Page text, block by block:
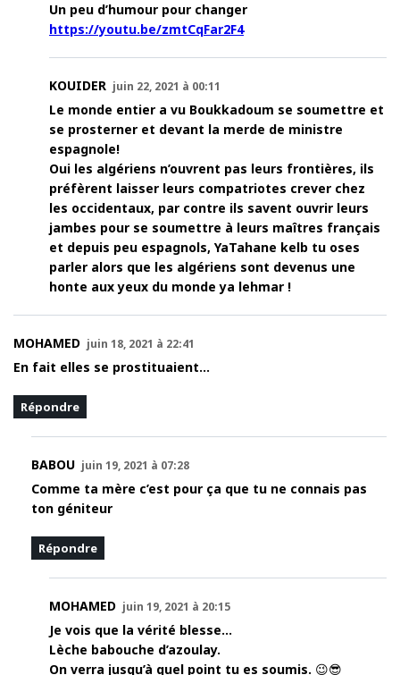
Un peu d’humour pour changer
https://youtu.be/zmtCqFar2F4
KOUIDER juin 22, 2021 à 00:11
Le monde entier a vu Boukkadoum se soumettre et
se prosterner et devant la merde de ministre
espagnole!
Oui les algériens n’ouvrent pas leurs frontières, ils
préfèrent laisser leurs compatriotes crever chez
les occidentaux, par contre ils savent ouvrir leurs
jambes pour se soumettre à leurs maîtres français
et depuis peu espagnols, YaTahane kelb tu oses
parler alors que les algériens sont devenus une
honte aux yeux du monde ya lehmar !
MOHAMED juin 18, 2021 à 22:41
En fait elles se prostituaient…
Répondre
BABOU juin 19, 2021 à 07:28
Comme ta mère c’est pour ça que tu ne connais pas
ton géniteur
Répondre
MOHAMED juin 19, 2021 à 20:15
Je vois que la vérité blesse…
Lèche babouche d’azoulay.
On verra jusqu’à quel point tu es soumis. 😉😎